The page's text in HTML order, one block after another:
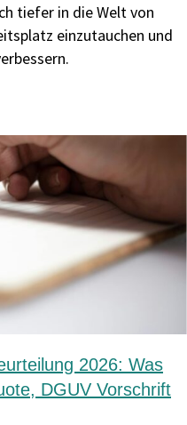
tiefer in die Welt von
einzutauchen und
2026: Was
DGUV Vorschrift